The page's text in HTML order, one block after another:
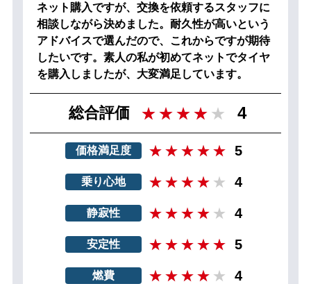
ネット購入ですが、交換を依頼するスタッフに
相談しながら決めました。耐久性が高いという
アドバイスで選んだので、これからですが期待
したいです。素人の私が初めてネットでタイヤ
を購入しましたが、大変満足しています。
総合評価 4
価格満足度 5
乗り心地 4
静寂性 4
安定性 5
燃費 4